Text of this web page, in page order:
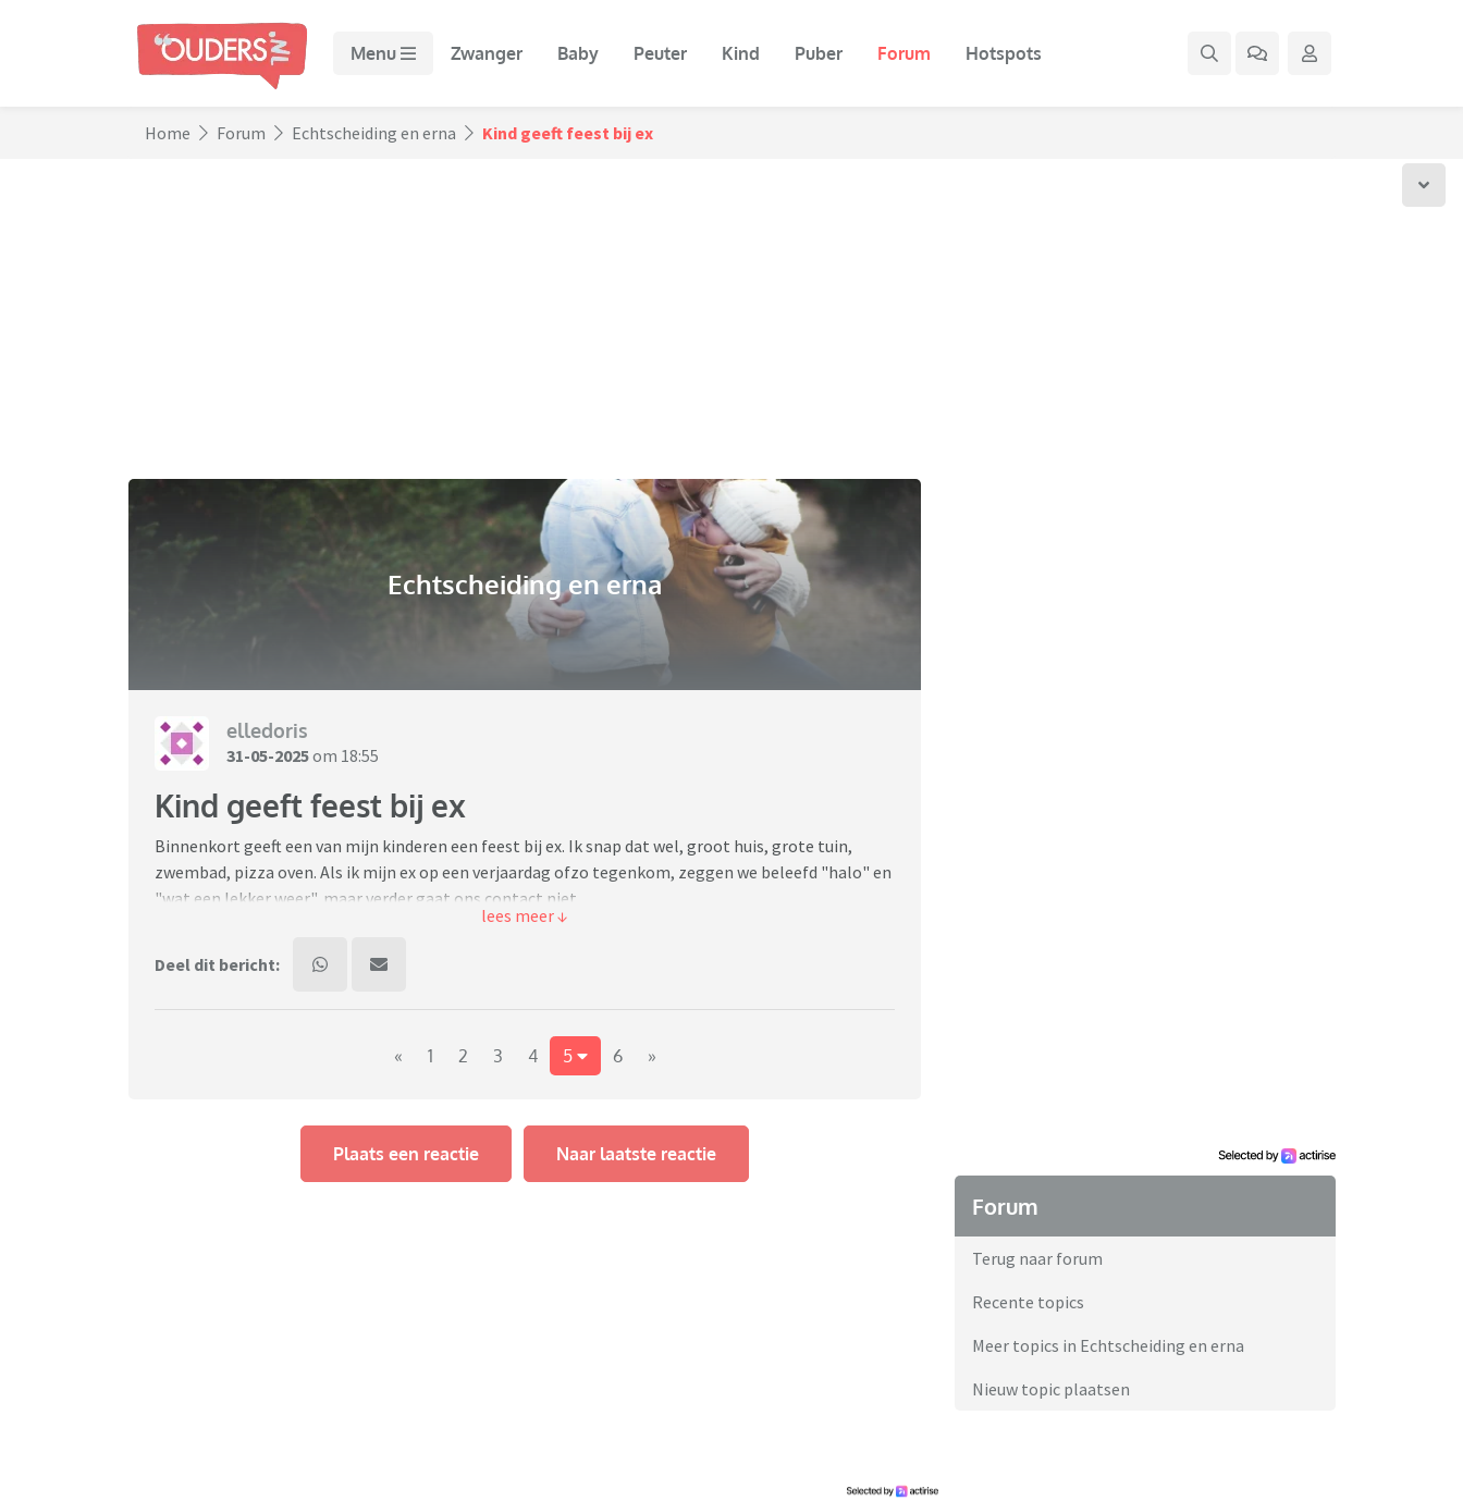
Menu Zwanger Baby Peuter Kind Puber Forum Hotspots
Home Forum Echtscheiding en erna Kind geeft feest bij ex
Echtscheiding en erna
elledoris
31-05-2025om 18:55
Kind geeft feest bij ex
Binnenkort geeft een van mijn kinderen een feest bij ex. Ik snap dat wel, groot huis, grote tuin,
zwembad, pizza oven. Als ik mijn ex op een verjaardag ofzo tegenkom, zeggen we beleefd "halo" en
"wat een lekker weer", maar verder gaat ons contact niet.
We zijn 30 jaar bij elkaar geweest. Ik heb de scheiding ingezet omdat hij al jaren geen intimiteit
hem natuurlijk. Voor mij heeft het minder uitgepakt, ik ben chronisch ziek waardoor ik veel alleen
op te wachten om als gast in zíjn leven en "territorium" te komen. Ik vind het onredelijk van kind
om dat van mij te verwachten. Het is sowieso de vraag of ik er qua gezondheid bij kan zijn. Maar als
Deel dit bericht:
« 1 2 3 4 5 6 »
Plaats een reactie Naar laatste reactie
Forum
Terug naar forum
Recente topics
Meer topics in Echtscheiding en erna
Nieuw topic plaatsen